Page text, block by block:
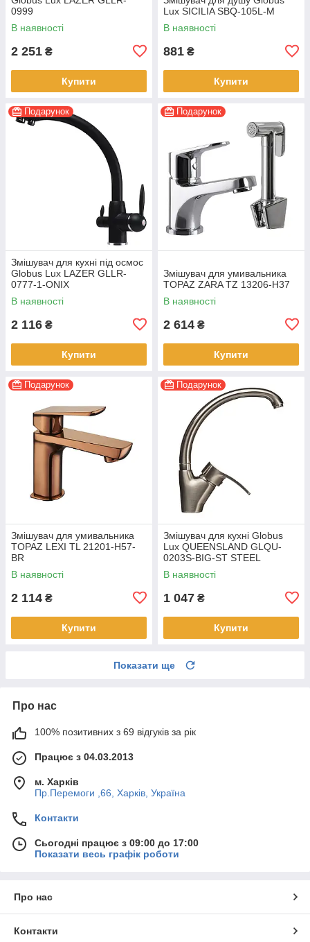
0999
В наявності
2 251 ₴
Купити
Lux SICILIA SBQ-105L-M
В наявності
881 ₴
Купити
Подарунок
Змішувач для кухні під осмос
Globus Lux LAZER GLLR-
0777-1-ONIX
В наявності
2 116 ₴
Купити
Подарунок
Змішувач для умивальника
TOPAZ ZARA TZ 13206-H37
В наявності
2 614 ₴
Купити
Подарунок
Змішувач для умивальника
TOPAZ LEXI TL 21201-H57-
BR
В наявності
2 114 ₴
Купити
Подарунок
Змішувач для кухні Globus
Lux QUEENSLAND GLQU-
0203S-BIG-ST STEEL
В наявності
1 047 ₴
Купити
Показати ще
Про нас
100% позитивних з 69 відгуків за рік
Працює з 04.03.2013
м. Харків
Пр.Перемоги ,66, Харків, Україна
Контакти
Сьогодні працює з 09:00 до 17:00
Показати весь графік роботи
Про нас
Контакти